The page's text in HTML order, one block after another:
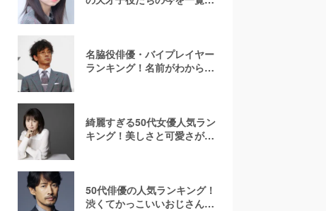
名脇役俳優・バイプレイヤー
ランキング！名前がわからな
綺麗すぎる50代女優人気ラン
キング！美しさと可愛さが魅
50代俳優の人気ランキング！
渋くてかっこいいおじさん俳